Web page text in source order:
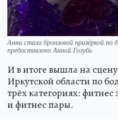
Анна стала бронзовой призёркой по
предоставлено Анной Голубь
И в итоге вышла на
Иркутской области по
трёх категориях: фитнес
и фитнес пары.